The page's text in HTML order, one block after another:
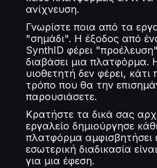
ανίχνευση.
Γνωρίστε ποια από τα
"σημάδι". Η έξοδος από
SynthID φέρει
διαβάσει μια πλατφόρμα.
υιοθετητή δεν φέρει,
τρόπο που θα την
παρουσιάσετε.
Κρατήστε τα δικά σας
εργαλείο δημιούργησε
πλατφόρμα αμφισβητήσει
εσωτερική διαδικασία
για μια έφεση.